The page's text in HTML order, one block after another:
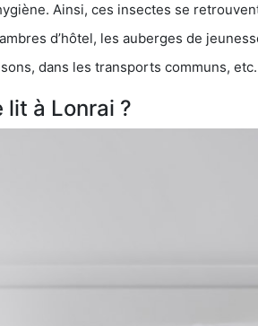
Ainsi, ces insectes se
d’hôtel, les auberges de jeunesse ; les
dans les transports communs, etc.
lit à Lonrai ?